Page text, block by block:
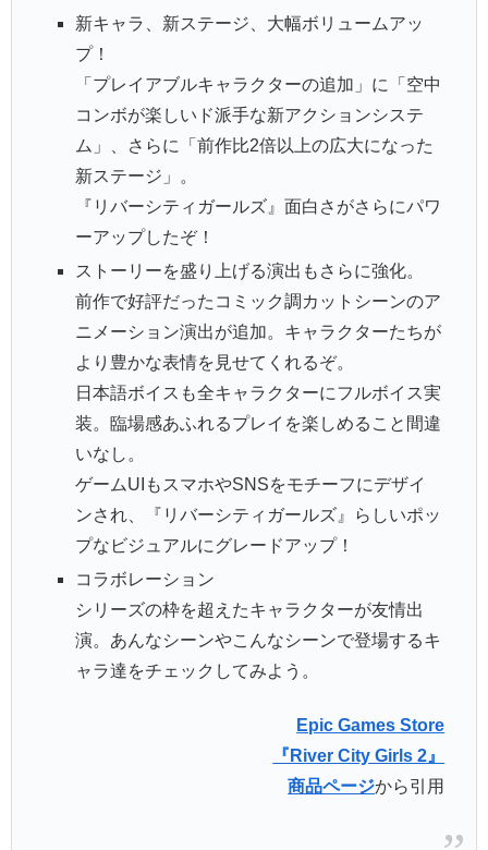
新キャラ、新ステージ、大幅ボリュームアッ
プ！
「プレイアブルキャラクターの追加」に「空中
コンボが楽しいド派手な新アクションシステ
ム」、さらに「前作比2倍以上の広大になった
新ステージ」。
『リバーシティガールズ』面白さがさらにパワ
ーアップしたぞ！
ストーリーを盛り上げる演出もさらに強化。
前作で好評だったコミック調カットシーンのア
ニメーション演出が追加。キャラクターたちが
より豊かな表情を見せてくれるぞ。
日本語ボイスも全キャラクターにフルボイス実
装。臨場感あふれるプレイを楽しめること間違
いなし。
ゲームUIもスマホやSNSをモチーフにデザイ
ンされ、『リバーシティガールズ』らしいポッ
プなビジュアルにグレードアップ！
コラボレーション
シリーズの枠を超えたキャラクターが友情出
演。あんなシーンやこんなシーンで登場するキ
ャラ達をチェックしてみよう。
Epic Games Store
『River City Girls 2』
商品ページから引用